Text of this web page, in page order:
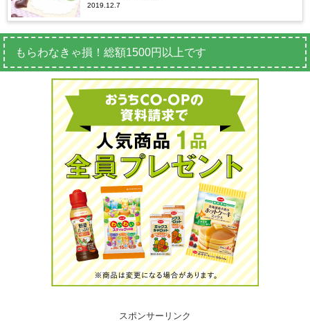
2019.12.7
もらわなきゃ損！総額1500円以上です
スポンサーリンク